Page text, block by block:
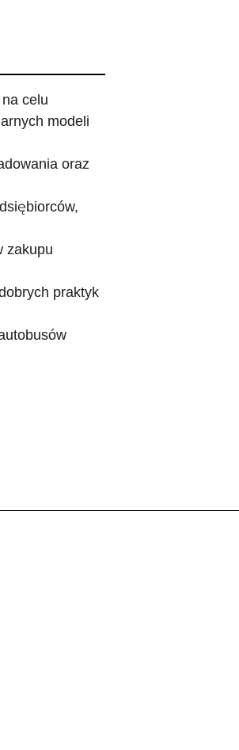
celu
modeli
oraz
zakupu
praktyk